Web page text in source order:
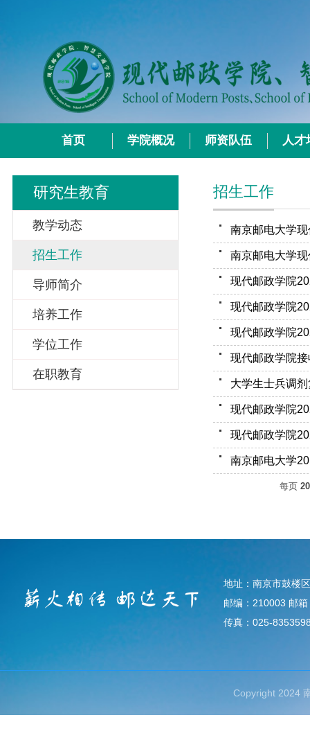
首页 学院概况 师资队伍 人才
研究生教育
教学动态
招生工作
导师简介
培养工作
学位工作
在职教育
招生工作
南京邮电大学
现代邮政学院
现代邮政学院
现代邮政学院
大学生士兵调
现代邮政学院
现代邮政学院
南京邮电大学
每页 20
地址：南京市鼓楼
邮编：210003 邮
传真：025-
Copyright 2024